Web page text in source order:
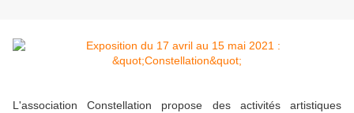
L'association Constellation propose des activités artistiques